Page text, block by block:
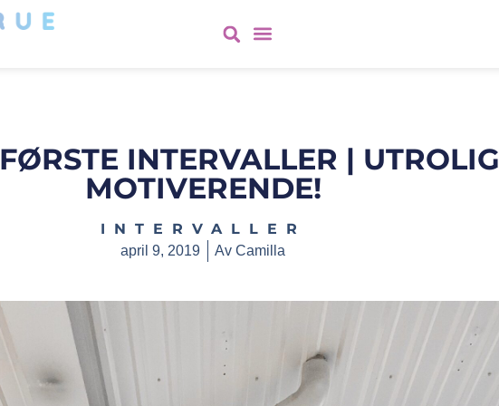
INTERVALLER | UTROLIG
MOTIVERENDE!
INTERVALLER
april 9, 2019 Av Camilla